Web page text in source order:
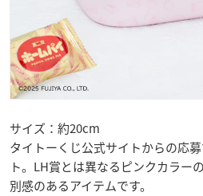
サイズ：約20cm
タイトーくじ公式サイトからの応
ト。LH賞とは異なるピンクカラー
別感のあるアイテムです。